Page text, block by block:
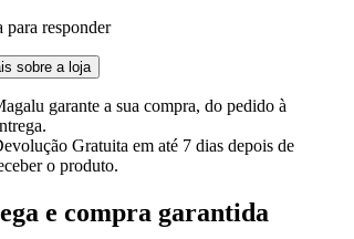
para responder
sobre a loja
garante a sua compra, do pedido à
Gratuita em até 7 dias depois de
o produto.
e compra garantida